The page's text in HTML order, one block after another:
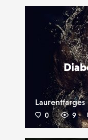
Laurentfarges
0 9